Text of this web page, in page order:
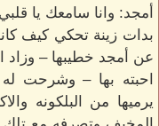
أمجد: وانا سامعك يا
بدات زينة تحكي كيف
عن أمجد خطيبها – وزاد
احبته بها – وشرحت
يرميها من البلكونه